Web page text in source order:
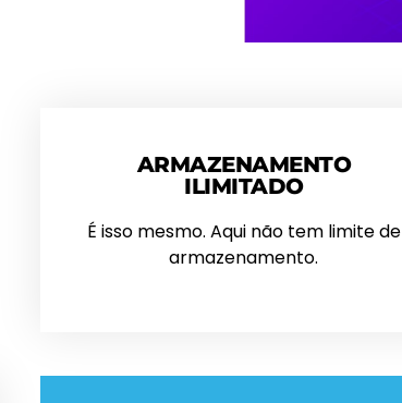
ARMAZENAMENTO
ILIMITADO
É isso mesmo. Aqui não tem limite de
armazenamento.